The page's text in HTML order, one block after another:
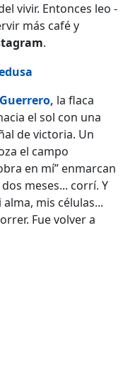
vivir. Entonces leo -
más café y
.
la flaca
el sol con una
de victoria. Un
el campo
en mí” enmarcan
meses... corrí. Y
mis células...
Fue volver a